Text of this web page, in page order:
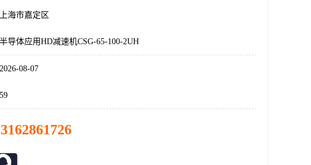
上海市嘉定区
半导体应用HD减速机CSG-65-100-2UH
2026-08-07
59